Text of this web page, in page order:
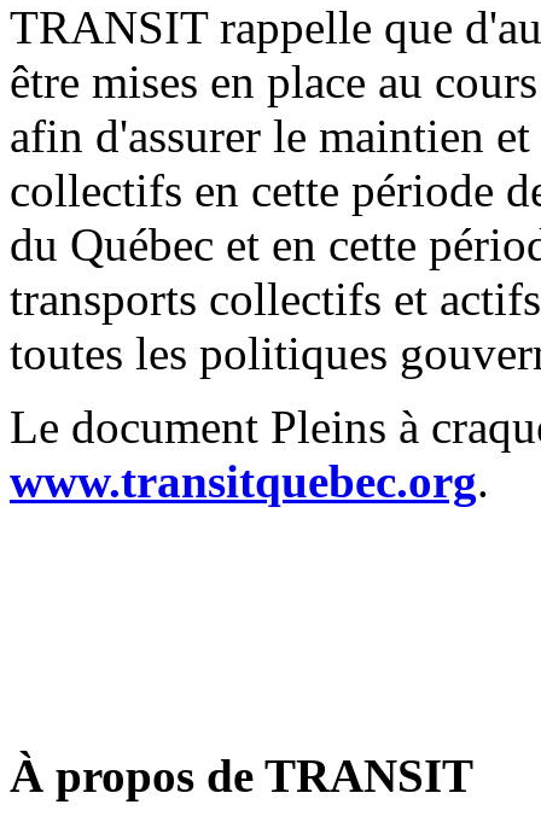
TRANSIT rappelle que
être mises en place au
afin d'assurer le maintien
collectifs en cette période
du Québec et en cette
transports collectifs et
toutes les politiques
Le document Pleins à
www.transitquebec.org.
À propos de TRANSIT